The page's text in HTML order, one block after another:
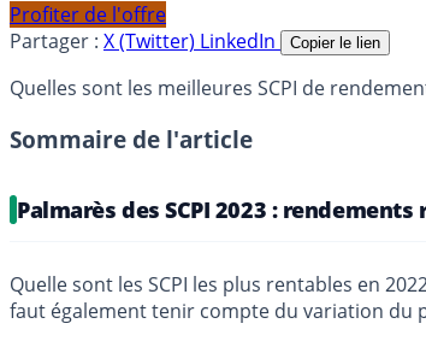
Profiter de l'offre
Partager : X (Twitter) LinkedIn Copier le lien
Quelles sont les meilleures SCPI de
Sommaire de l'article
Palmarès des SCPI 2023 : rendements
Quelle sont les SCPI les plus rentables en
faut également tenir compte du variation du